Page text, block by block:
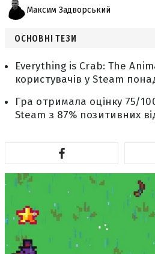
Максим Задворський
ОСНОВНІ ТЕЗИ
Everything is Crab: The
користувачів у Steam
Гра отримала оцінку 75/
Steam з 87% позитивних